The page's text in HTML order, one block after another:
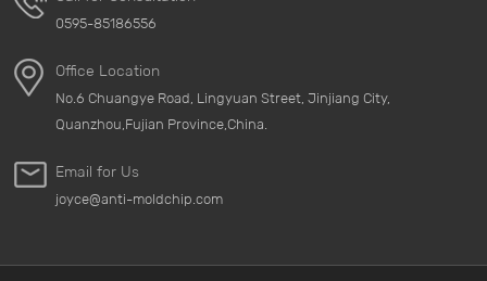
0595-85186556
Office Location
No.6 Chuangye Road, Lingyuan Street, Jinjiang City,
Quanzhou,Fujian Province,China.
Email for Us
joyce@anti-moldchip.com